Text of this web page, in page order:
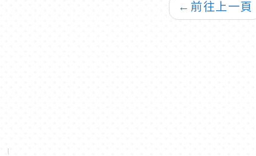
← 前往上一頁